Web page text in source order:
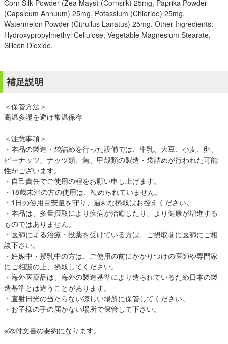
Corn Silk Powder (Zea Mays) (Cornsilk) 25mg, Paprika Powder
(Capsicum Annuum) 25mg, Potassium (Chloride) 25mg,
Watermelon Powder (Citrullus Lanatus) 25mg. Other Ingredients:
Hydroxypropylmethyl Cellulose, Vegetable Magnesium Stearate,
Silicon Dioxide.
補足説明
＜保管方法＞
高温多湿を避け常温保存
＜注意事項＞
・本品の製造・袋詰めを行った設備では、牛乳、大豆、小麦、卵、
ピーナッツ、ナッツ類、魚、甲殻類の製造・袋詰めが行われた可能
性がございます。
・自己責任でご使用の程をお願い申し上げます。
・18歳未満の方の使用は、勧められていません。
・1日の使用目安量を守り、過剰な摂取はお控えください。
・本品は、多量摂取により疾病が治癒したり、より健康が増進する
ものではありません。
・医師による治療・投薬を受けている方は、ご摂取前に医師にご相
談下さい。
・妊娠中・授乳中の方は、ご使用の前にかかりつけの医師や専門家
にご相談の上、摂取してください。
・海外医薬品は、海外の製造基準により造られているため日本の製
造基準とは違うことがあります。
・直射日光の当たらない涼しい場所に保管してください。
・お子様の手の届かない場所で保管して下さい。
※添付文書の要約になります。